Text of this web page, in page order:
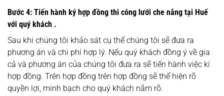
Bước 4: Tiến hành ký hợp đồng thi công lưới che nắng tại Huế
với quý khách .
Sau khi chúng tôi khảo sát cụ thể chúng tôi sẽ đưa ra
phương án và chi phí hợp lý. Nếu quý khách đồng ý về gia
cả và phương án của chúng tôi đưa ra sẽ tiến hành việc kí
hợp đồng. Trên hợp đồng trên hợp đồng sẽ thể hiện rõ
quyền lợi, minh bạch cho quý khách nắm rõ.